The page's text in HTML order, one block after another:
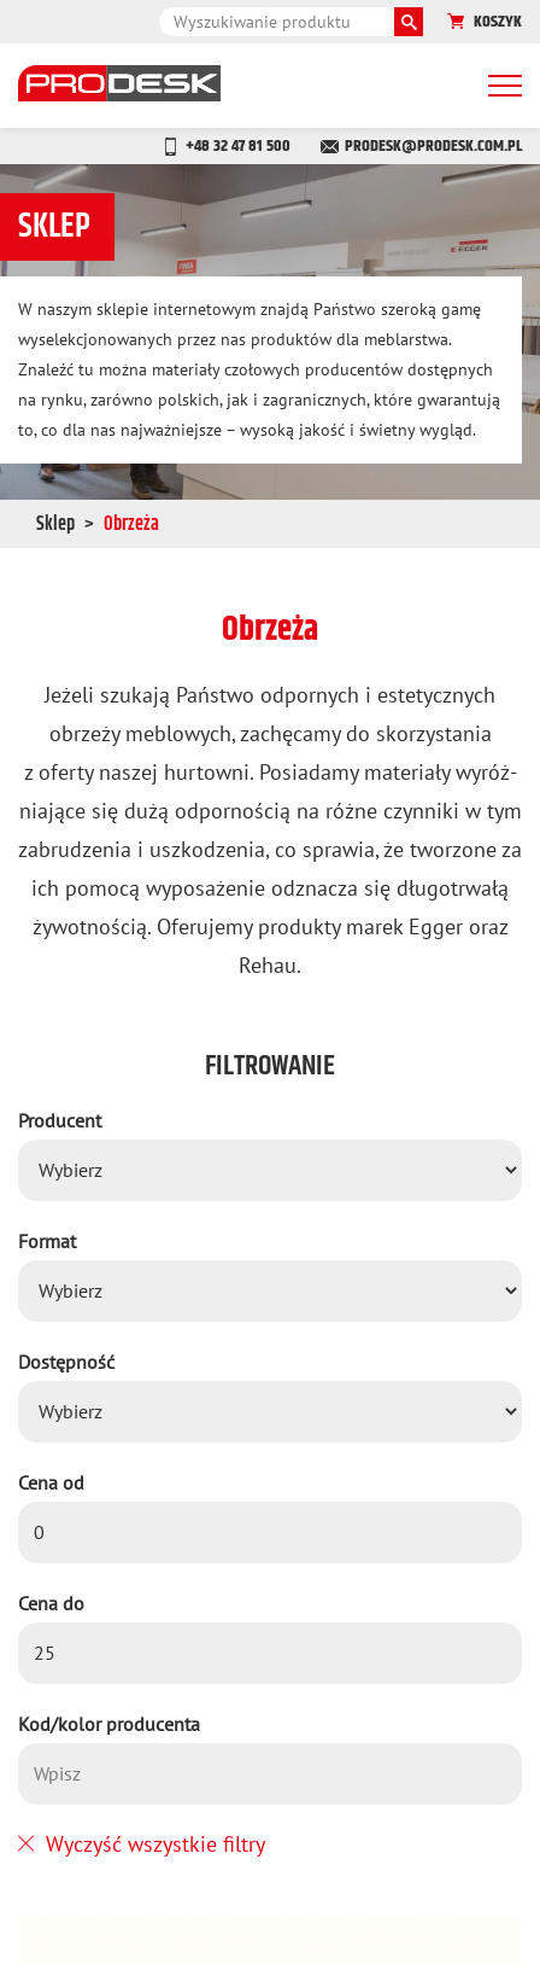
KOSZYK
+48 32 47 81 500 PRODESK@PRODESK.COM.PL
SKLEP
W naszym sklepie internetowym znajdą Państwo szeroką gamę
wyselekcjonowanych przez nas produktów dla meblarstwa.
Znaleźć tu można materiały czołowych producentów dostępnych
na rynku, zarówno polskich, jak i zagranicznych, które gwarantują
to, co dla nas najważniejsze – wysoką jakość i świetny wygląd.
Sklep Obrzeża
Obrzeża
Je­że­li szu­ka­ją Pań­stwo od­por­nych i es­te­tycz­nych
obrze­ży me­blo­wych, za­chę­ca­my do sko­rzy­sta­nia
z ofer­ty na­szej hur­tow­ni. Po­sia­da­my ma­te­ria­ły wy­róż­
nia­ją­ce się dużą od­por­no­ścią na różne czyn­ni­ki w tym
za­bru­dze­nia i uszko­dze­nia, co spra­wia, że two­rzo­ne za
ich po­mo­cą wy­po­sa­że­nie od­zna­cza się dłu­go­trwa­łą
ży­wot­no­ścią. Ofe­ru­je­my pro­duk­ty marek Egger oraz
Rehau.
FILTROWANIE
Producent
Format
Dostępność
Cena od
Cena do
Kod/kolor producenta
Wyczyść wszystkie filtry